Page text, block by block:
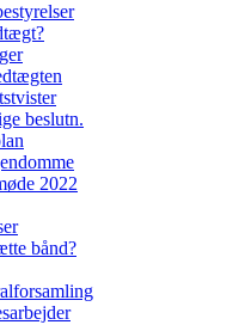
beslutn.
2022
bånd?